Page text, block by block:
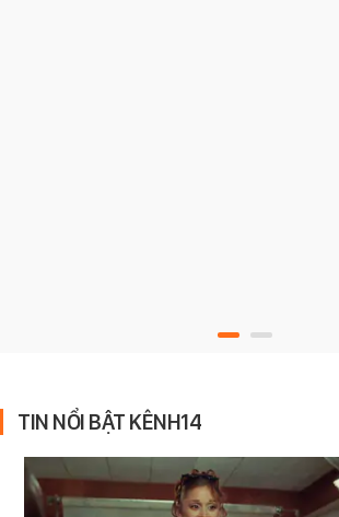
TIN NỔI BẬT KÊNH14